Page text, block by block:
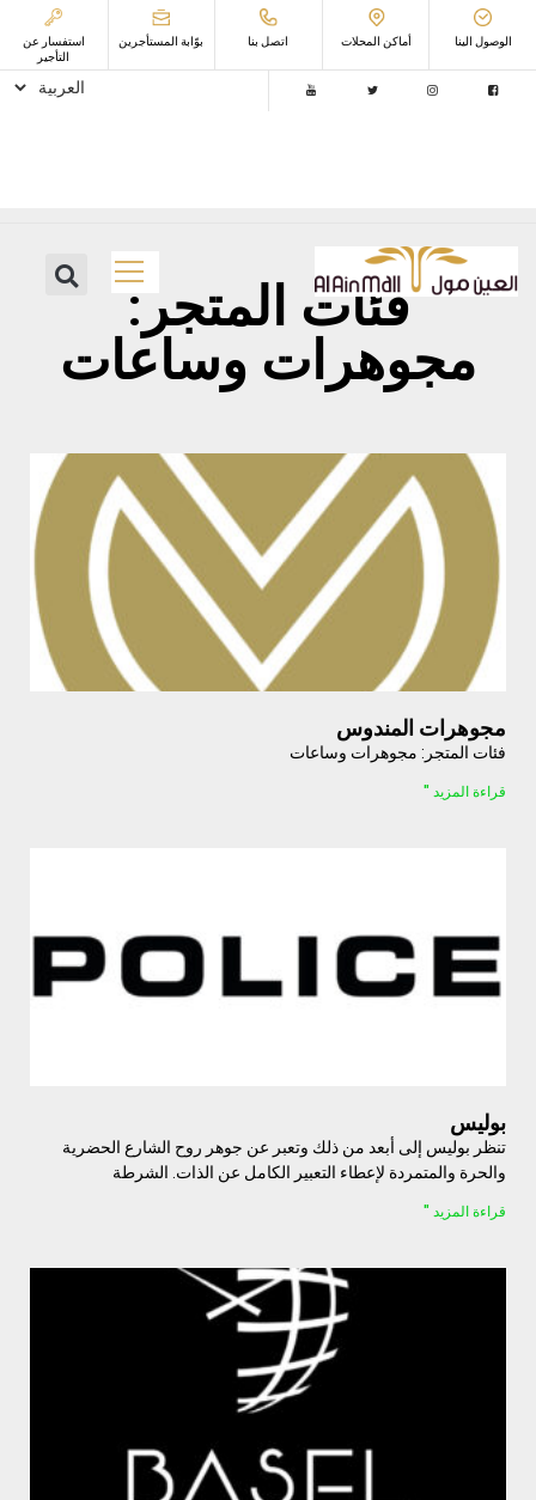
الوصول الينا أماكن المحلات اتصل بنا ﺑﻮّاﺑﺔ اﻟﻤﺴﺘﺄﺟﺮﻳﻦ
استفسار عن
التأجير
فئات المتجر:
مجوهرات وساعات
مجوهرات المندوس
فئات المتجر: مجوهرات وساعات
قراءة المزيد "
بوليس
تنظر بوليس إلى أبعد من ذلك وتعبر عن جوهر روح الشارع الحضرية
والحرة والمتمردة لإعطاء التعبير الكامل عن الذات. الشرطة
قراءة المزيد "